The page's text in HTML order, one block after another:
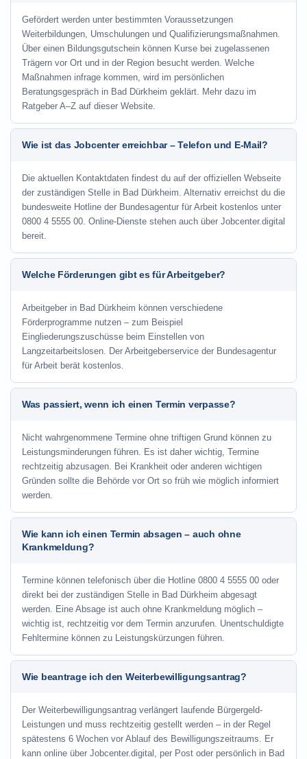
Gefördert werden unter bestimmten Voraussetzungen
Weiterbildungen, Umschulungen und Qualifizierungsmaßnahmen.
Über einen Bildungsgutschein können Kurse bei zugelassenen
Trägern vor Ort und in der Region besucht werden. Welche
Maßnahmen infrage kommen, wird im persönlichen
Beratungsgespräch in Bad Dürkheim geklärt. Mehr dazu im
Ratgeber A–Z auf dieser Website.
Wie ist das Jobcenter erreichbar – Telefon und E-Mail?
Die aktuellen Kontaktdaten findest du auf der offiziellen Webseite
der zuständigen Stelle in Bad Dürkheim. Alternativ erreichst du die
bundesweite Hotline der Bundesagentur für Arbeit kostenlos unter
0800 4 5555 00. Online-Dienste stehen auch über Jobcenter.digital
bereit.
Welche Förderungen gibt es für Arbeitgeber?
Arbeitgeber in Bad Dürkheim können verschiedene
Förderprogramme nutzen – zum Beispiel
Eingliederungszuschüsse beim Einstellen von
Langzeitarbeitslosen. Der Arbeitgeberservice der Bundesagentur
für Arbeit berät kostenlos.
Was passiert, wenn ich einen Termin verpasse?
Nicht wahrgenommene Termine ohne triftigen Grund können zu
Leistungsminderungen führen. Es ist daher wichtig, Termine
rechtzeitig abzusagen. Bei Krankheit oder anderen wichtigen
Gründen sollte die Behörde vor Ort so früh wie möglich informiert
werden.
Wie kann ich einen Termin absagen – auch ohne
Krankmeldung?
Termine können telefonisch über die Hotline 0800 4 5555 00 oder
direkt bei der zuständigen Stelle in Bad Dürkheim abgesagt
werden. Eine Absage ist auch ohne Krankmeldung möglich –
wichtig ist, rechtzeitig vor dem Termin anzurufen. Unentschuldigte
Fehltermine können zu Leistungskürzungen führen.
Wie beantrage ich den Weiterbewilligungsantrag?
Der Weiterbewilligungsantrag verlängert laufende Bürgergeld-
Leistungen und muss rechtzeitig gestellt werden – in der Regel
spätestens 6 Wochen vor Ablauf des Bewilligungszeitraums. Er
kann online über Jobcenter.digital, per Post oder persönlich in Bad